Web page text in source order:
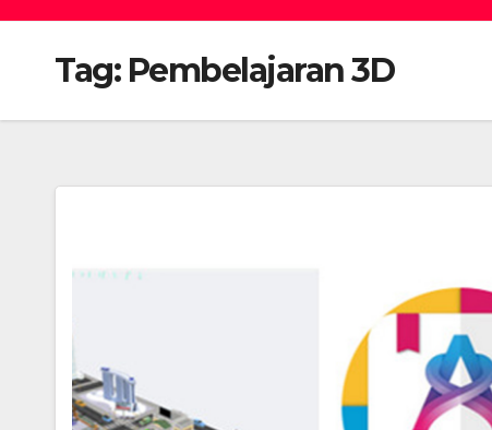
Tag: Pembelajaran 3D